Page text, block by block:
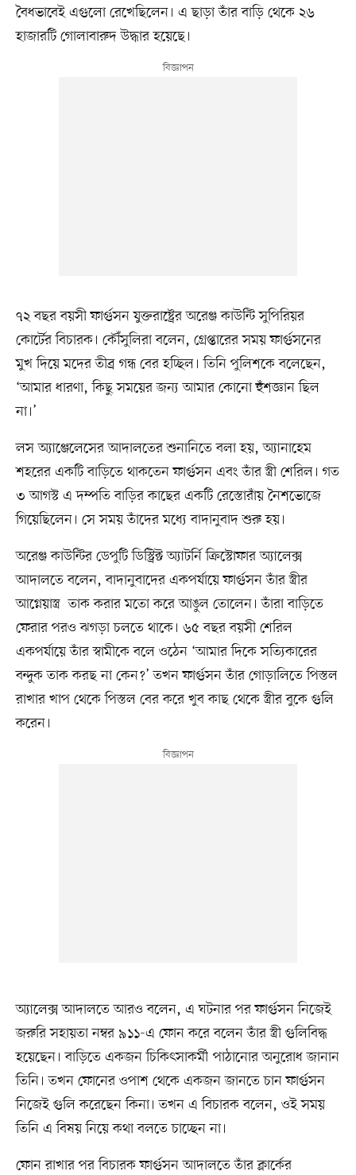
বৈধভাবেই এগুলো রেখেছিলেন। এ ছাড়া তাঁর বাড়ি থেকে ২৬
হাজারটি গোলাবারুদ উদ্ধার হয়েছে।
৭২ বছর বয়সী ফার্গুসন যুক্তরাষ্ট্রের অরেঞ্জ কাউন্টি সুপিরিয়র
কোর্টের বিচারক। কৌঁসুলিরা বলেন, গ্রেপ্তারের সময় ফার্গুসনের
মুখ দিয়ে মদের তীব্র গন্ধ বের হচ্ছিল। তিনি পুলিশকে বলেছেন,
‘আমার ধারণা, কিছু সময়ের জন্য আমার কোনো হুঁশজ্ঞান ছিল
না।’
লস অ্যাঞ্জেলেসের আদালতের শুনানিতে বলা হয়, অ্যানাহেম
শহরের একটি বাড়িতে থাকতেন ফার্গুসন এবং তাঁর স্ত্রী শেরিল। গত
৩ আগস্ট এ দম্পতি বাড়ির কাছের একটি রেস্তোরাঁয় নৈশভোজে
গিয়েছিলেন। সে সময় তাঁদের মধ্যে বাদানুবাদ শুরু হয়।
অরেঞ্জ কাউন্টির ডেপুটি ডিস্ট্রিক্ট অ্যাটর্নি ক্রিস্টোফার অ্যালেক্স
আদালতে বলেন, বাদানুবাদের একপর্যায়ে ফার্গুসন তাঁর স্ত্রীর
আগ্নেয়াস্ত্র তাক করার মতো করে আঙুল তোলেন। তাঁরা বাড়িতে
ফেরার পরও ঝগড়া চলতে থাকে। ৬৫ বছর বয়সী শেরিল
একপর্যায়ে তাঁর স্বামীকে বলে ওঠেন ‘আমার দিকে সত্যিকারের
বন্দুক তাক করছ না কেন?’ তখন ফার্গুসন তাঁর গোড়ালিতে পিস্তল
রাখার খাপ থেকে পিস্তল বের করে খুব কাছ থেকে স্ত্রীর বুকে গুলি
করেন।
অ্যালেক্স আদালতে আরও বলেন, এ ঘটনার পর ফার্গুসন নিজেই
জরুরি সহায়তা নম্বর ৯১১-এ ফোন করে বলেন তাঁর স্ত্রী গুলিবিদ্ধ
হয়েছেন। বাড়িতে একজন চিকিৎসাকর্মী পাঠানোর অনুরোধ জানান
তিনি। তখন ফোনের ওপাশ থেকে একজন জানতে চান ফার্গুসন
নিজেই গুলি করেছেন কিনা। তখন এ বিচারক বলেন, ওই সময়
তিনি এ বিষয় নিয়ে কথা বলতে চাচ্ছেন না।
ফোন রাখার পর বিচারক ফার্গুসন আদালতে তাঁর ক্লার্কের